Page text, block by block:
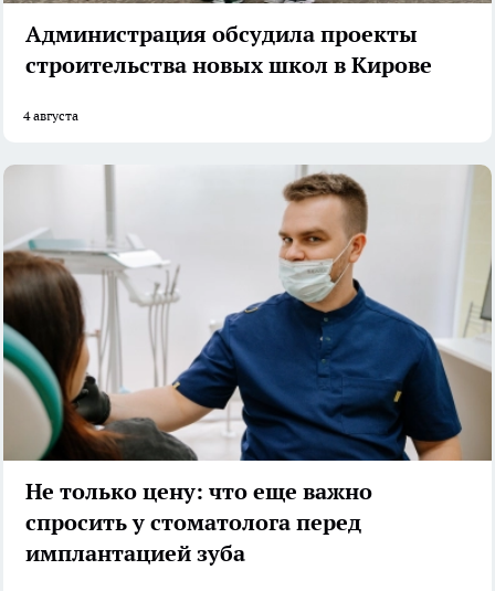
Администрация обсудила проекты
строительства новых школ в Кирове
4 августа
Не только цену: что еще важно
спросить у стоматолога перед
имплантацией зуба